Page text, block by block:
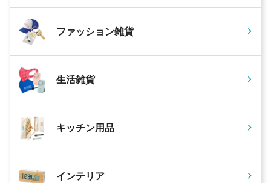
ファッション雑貨
生活雑貨
キッチン用品
インテリア